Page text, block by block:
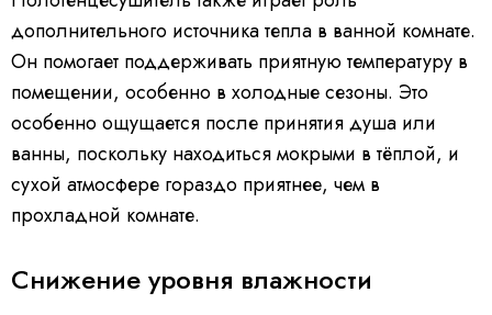
дополнительного источника тепла в ванной комнате.
Он помогает поддерживать приятную температуру в
помещении, особенно в холодные сезоны. Это
особенно ощущается после принятия душа или
ванны, поскольку находиться мокрыми в тёплой, и
сухой атмосфере гораздо приятнее, чем в
прохладной комнате.
Снижение уровня влажности